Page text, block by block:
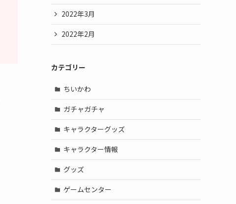
2022年3月
2022年2月
カテゴリー
ちいかわ
ガチャガチャ
キャラクターグッズ
キャラクター情報
グッズ
ゲームセンター